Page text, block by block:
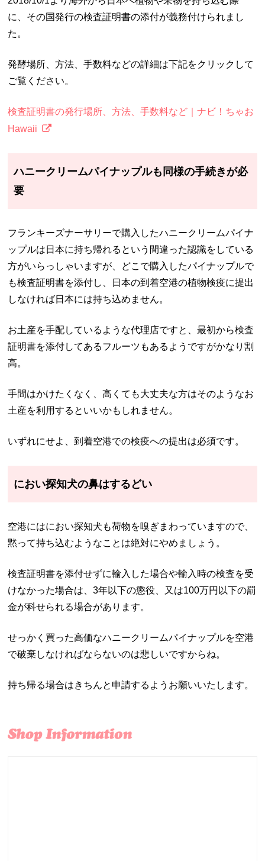
に、その国発行の検査証明書の添付が義務付けられまし
た。
発酵場所、方法、手数料などの詳細は下記をクリックして
ご覧ください。
検査証明書の発行場所、方法、手数料など｜ナビ！ちゃお
Hawaii
ハニークリームパイナップルも同様の手続きが必
要
フランキーズナーサリーで購入したハニークリームパイナ
ップルは日本に持ち帰れるという間違った認識をしている
方がいらっしゃいますが、どこで購入したパイナップルで
も検査証明書を添付し、日本の到着空港の植物検疫に提出
しなければ日本には持ち込めません。
お土産を手配しているような代理店ですと、最初から検査
証明書を添付してあるフルーツもあるようですがかなり割
高。
手間はかけたくなく、高くても大丈夫な方はそのようなお
土産を利用するといいかもしれません。
いずれにせよ、到着空港での検疫への提出は必須です。
におい探知犬の鼻はするどい
空港にはにおい探知犬も荷物を嗅ぎまわっていますので、
黙って持ち込むようなことは絶対にやめましょう。
検査証明書を添付せずに輸入した場合や輸入時の検査を受
けなかった場合は、3年以下の懲役、又は100万円以下の罰
金が科せられる場合があります。
せっかく買った高価なハニークリームパイナップルを空港
で破棄しなければならないのは悲しいですからね。
持ち帰る場合はきちんと申請するようお願いいたします。